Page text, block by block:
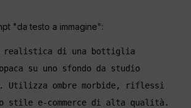
"da testo a immagine":
realistica di una bottiglia
su uno sfondo da studio
Utilizza ombre morbide, riflessi
stile e-commerce di alta qualità.